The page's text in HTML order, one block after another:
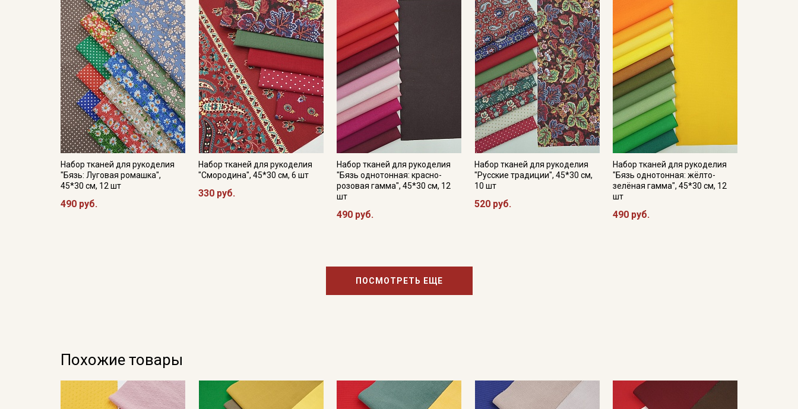
Набор тканей для рукоделия
"Бязь: Луговая ромашка",
45*30 см, 12 шт
490 руб.
Набор тканей для рукоделия
"Смородина", 45*30 см, 6 шт
330 руб.
Набор тканей для рукоделия
"Бязь однотонная: красно-
розовая гамма", 45*30 см, 12
шт
490 руб.
Набор тканей для рукоделия
"Русские традиции", 45*30 см,
10 шт
520 руб.
Набор тканей для рукоделия
"Бязь однотонная: жёлто-
зелёная гамма", 45*30 см, 12
шт
490 руб.
ПОСМОТРЕТЬ ЕЩЕ
Похожие товары
Секретная рассылка от
Купава
Мы публикуем здесь дополнительные
промокоды и скидки до 30% на узкие
категории тканей
ДаюСогласие на получение рекламных и
информационных рассылок